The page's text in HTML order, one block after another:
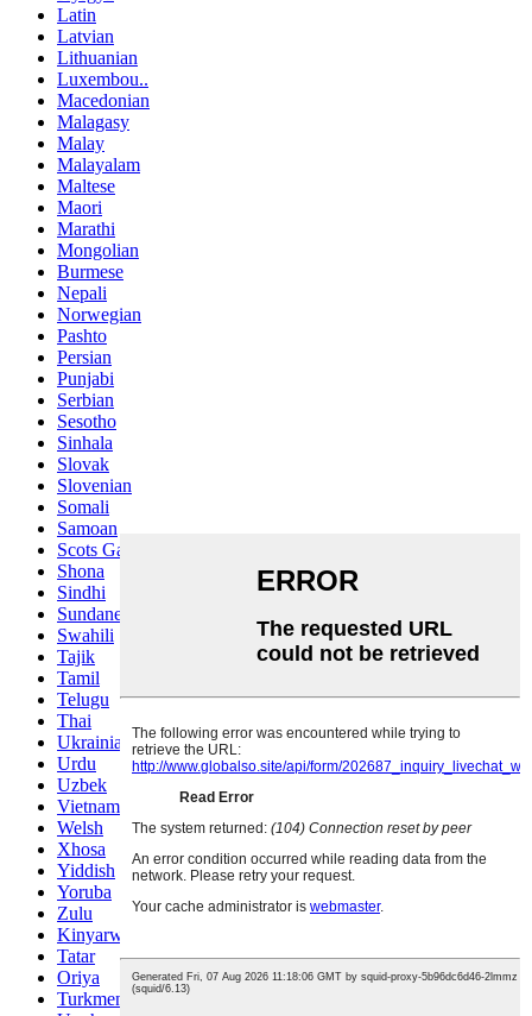
Latin
Latvian
Lithuanian
Luxembou..
Macedonian
Malagasy
Malay
Malayalam
Maltese
Maori
Marathi
Mongolian
Burmese
Nepali
Norwegian
Pashto
Persian
Punjabi
Serbian
Sesotho
Sinhala
Slovak
Slovenian
Somali
Samoan
Scots Gaelic
Shona
Sindhi
Sundanese
Swahili
Tajik
Tamil
Telugu
Thai
Ukrainian
Urdu
Uzbek
Vietnamese
Welsh
Xhosa
Yiddish
Yoruba
Zulu
Kinyarwanda
Tatar
Oriya
Turkmen